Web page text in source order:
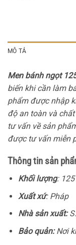
MÔ TẢ
Men bánh ngọt
biến khi cần làm
phẩm được nhập
độ an toàn và
tư vấn về sản
được tư vấn miễn
Thông tin sản
Khối lượng:
Xuất xứ: Pháp
Nhà sản xuất:
Bảo quản:Nơi